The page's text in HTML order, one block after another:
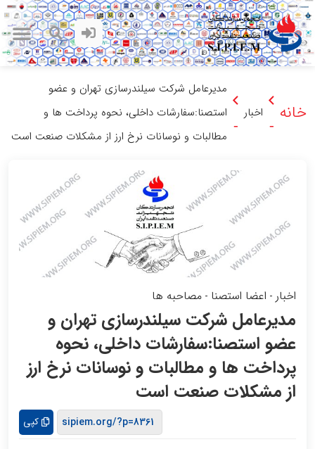
خانه -
اخبار
-
مدیرعامل شرکت سیلندرسازی تهران و عضو
استصنا:سفارشات داخلی، نحوه پرداخت ها و
مطالبات و نوسانات نرخ ارز از مشکلات صنعت است
اخبار - اعضا استصنا - مصاحبه ها
مدیرعامل شرکت سیلندرسازی تهران و
عضو استصنا:سفارشات داخلی، نحوه
پرداخت ها و مطالبات و نوسانات نرخ ارز
از مشکلات صنعت است
کپی